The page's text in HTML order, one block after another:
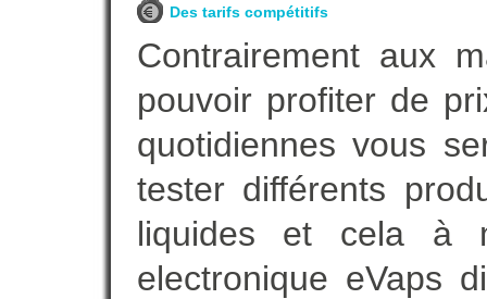
Des tarifs compétitifs
Contrairement aux
pouvoir profiter de
quotidiennes vous
tester différents
liquides et cela à
electronique eVaps